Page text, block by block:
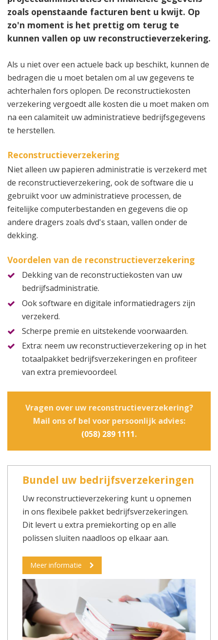
zoals openstaande facturen bent u kwijt. Op
zo'n moment is het prettig om terug te
kunnen vallen op uw reconstructieverzekering.
Als u niet over een actuele back up beschikt, kunnen de
bedragen die u moet betalen om al uw gegevens te
achterhalen fors oplopen. De reconstructiekosten
verzekering vergoedt alle kosten die u moet maken om
na een calamiteit uw administratieve bedrijfsgegevens
te herstellen.
Reconstructieverzekering
Niet alleen uw papieren administratie is verzekerd met
de reconstructieverzekering, ook de software die u
gebruikt voor uw administratieve processen, de
feitelijke computerbestanden en gegevens die op
andere dragers zoals dvd's staan, vallen onder de
dekking.
Voordelen van de reconstructieverzekering
Dekking van de reconstructiekosten van uw
bedrijfsadministratie.
Ook software en digitale informatiedragers zijn
verzekerd.
Scherpe premie en uitstekende voorwaarden.
Extra: neem uw reconstructieverzekering op in het
totaalpakket bedrijfsverzekeringen en profiteer
van extra premievoordeel.
Vragen over uw reconstructieverzekering?
Mail ons of bel voor persoonlijk advies:
(058) 289 1111.
Bundel uw bedrijfsverzekeringen
Uw reconstructieverzekering kunt u opnemen
in ons flexibele pakket bedrijfsverzekeringen.
Dit levert u extra premiekorting op en alle
polissen sluiten naadloos op elkaar aan.
Meer informatie